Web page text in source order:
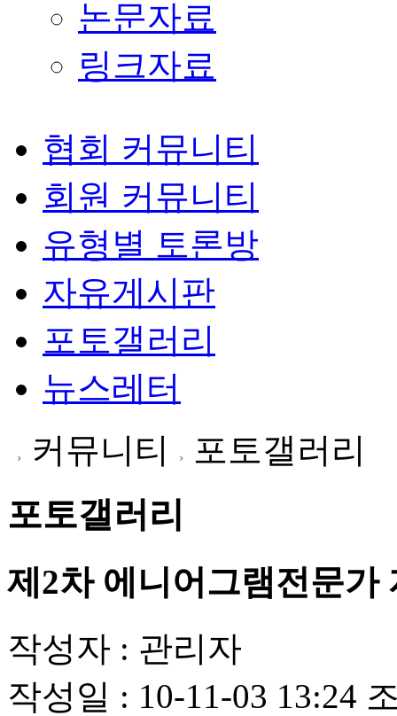
논문자료
링크자료
협회 커뮤니티
회원 커뮤니티
유형별 토론방
자유게시판
포토갤러리
뉴스레터
커뮤니티
포토갤러리
포토갤러리
제2차 에니어그램전문가
작성자 : 관리자
작성일 : 10-11-03 13:24